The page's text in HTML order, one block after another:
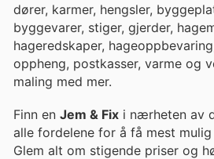
dører, karmer, hengsler,
byggevarer, stiger, gjerder,
hageredskaper,
oppheng, postkasser, varme og
maling med mer.
Finn en Jem & Fix i nærheten av
alle fordelene for å få mest
Glem alt om stigende priser og høy